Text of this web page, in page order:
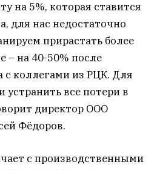
на 5%, которая ставится
для нас недостаточно
прирастать более
– на 40-50% после
с коллегами из РЦК. Для
устранить все потери в
директор ООО
Фёдоров.
с производственными